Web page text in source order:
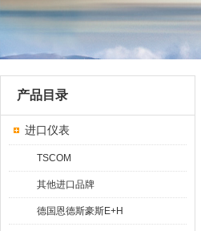
产品目录
进口仪表
TSCOM
其他进口品牌
德国恩德斯豪斯E+H